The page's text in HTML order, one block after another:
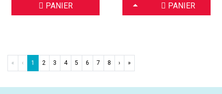
PANIER CHOISIR PANIER
« ‹ 1 2 3 4 5 6 7 8 › »